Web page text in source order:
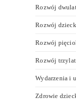
Rozwój
Rozwój
Rozwój
Rozwój
Wydarzenia i
Zdrowie